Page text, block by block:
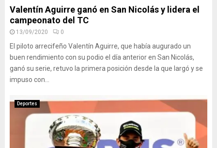
Valentín Aguirre ganó en San Nicolás y lidera el
campeonato del TC
13/09/2020 0
El piloto arrecifeño Valentín Aguirre, que había augurado un
buen rendimiento con su podio el día anterior en San Nicolás,
ganó su serie, retuvo la primera posición desde la que largó y se
impuso con...
Deportes